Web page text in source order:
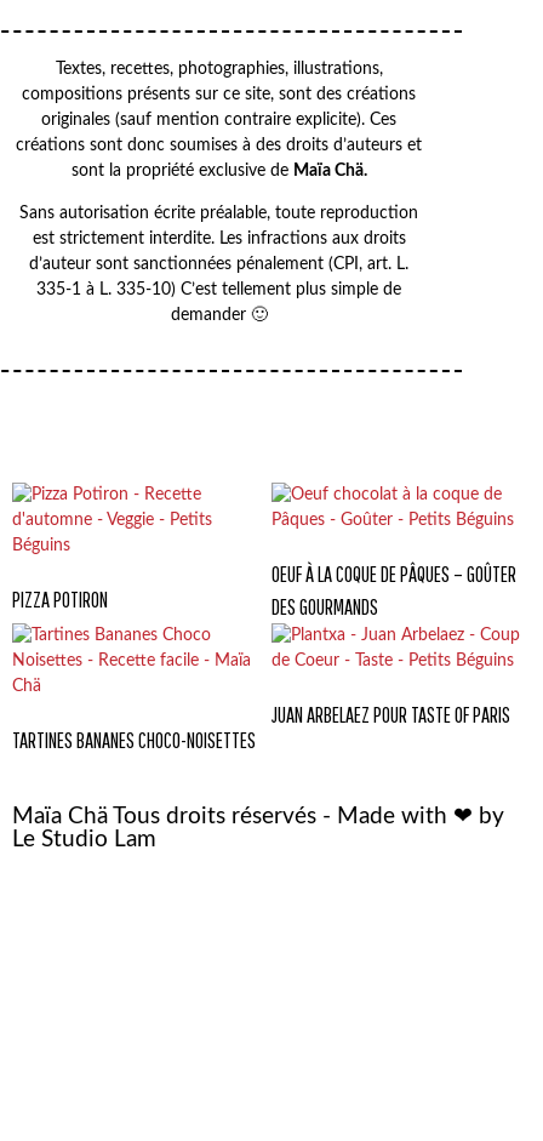
Textes, recettes, photographies, illustrations,
compositions présents sur ce site, sont des créations
originales (sauf mention contraire explicite). Ces
créations sont donc soumises à des droits d’auteurs et
sont la propriété exclusive de Maïa Chä.
Sans autorisation écrite préalable, toute reproduction
est strictement interdite. Les infractions aux droits
d’auteur sont sanctionnées pénalement (CPI, art. L.
335-1 à L. 335-10) C’est tellement plus simple de
demander 🙂
PIZZA POTIRON
OEUF À LA COQUE DE PÂQUES – GOÛTER
DES GOURMANDS
TARTINES BANANES CHOCO-NOISETTES
JUAN ARBELAEZ POUR TASTE OF PARIS
Maïa Chä Tous droits réservés - Made with ❤ by
Le Studio Lam